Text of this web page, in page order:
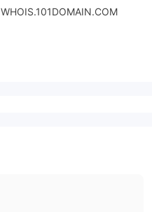
WHOIS.101DOMAIN.COM